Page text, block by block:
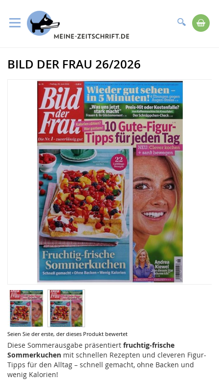
Suche
zum
Inhalt
Seien Sie der erste, der dieses Produkt bewertet
Diese Sommerausgabe präsentiert fruchtig-frische
Sommerkuchen mit schnellen Rezepten und cleveren Figur-
Tipps für den Alltag – schnell gemacht, ohne Backen und
wenig Kalorien!
Zum
Bildergalerie
BILD DER FRAU 26/2026
Zum
Anfang
der
Bildergalerie
springen